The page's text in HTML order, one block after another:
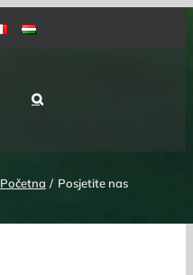
Početna Posjetite nas